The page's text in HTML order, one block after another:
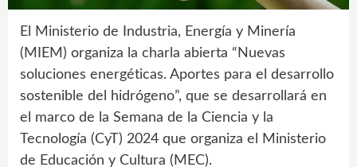
El Ministerio de Industria, Energía y Minería
(MIEM) organiza la charla abierta “Nuevas
soluciones energéticas. Aportes para el desarrollo
sostenible del hidrógeno”, que se desarrollará en
el marco de la Semana de la Ciencia y la
Tecnología (CyT) 2024 que organiza el Ministerio
de Educación y Cultura (MEC).